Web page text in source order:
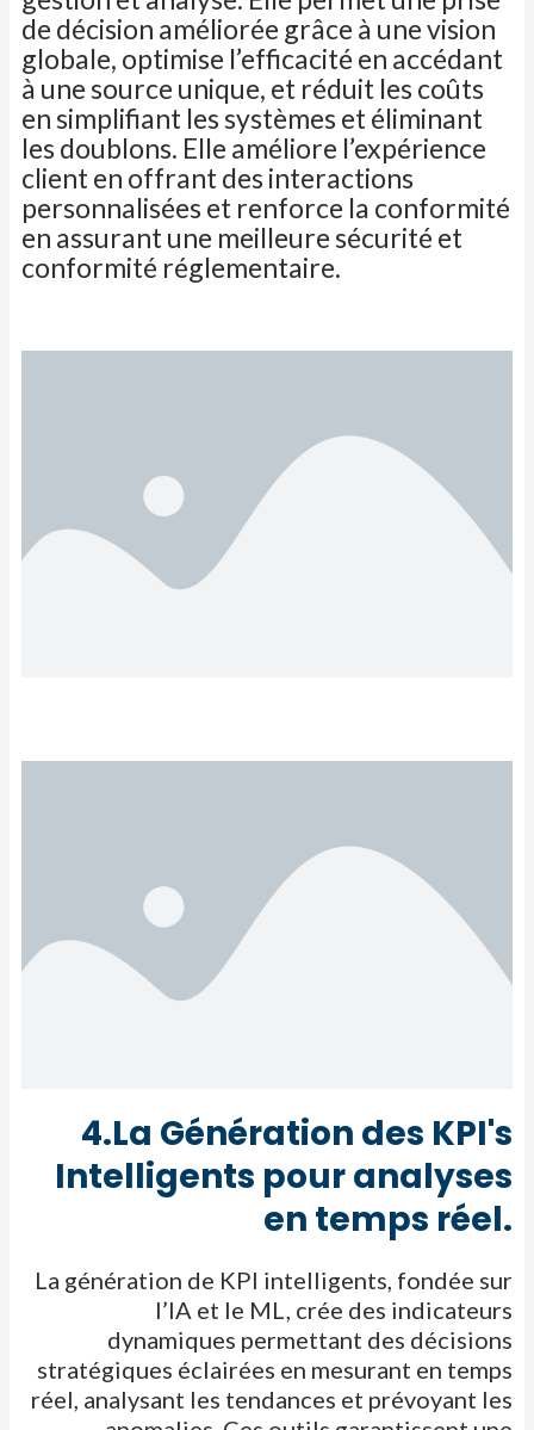
de décision améliorée grâce à une vision
globale, optimise l’efficacité en accédant
à une source unique, et réduit les coûts
ensimplifiant les systèmes et éliminant
les doublons. Elle améliore l’expérience
client en offrant des interactions
personnalisées et renforce la conformité
en assurant une meilleure sécurité et
conformité réglementaire.
4.La Génération des KPI's
Intelligents pour analyses
en temps réel.
La génération de KPI intelligents, fondée sur
l’IA et le ML, crée des indicateurs
dynamiques permettant des décisions
stratégiques éclairées en mesurant en temps
réel, analysant les tendances et prévoyant les